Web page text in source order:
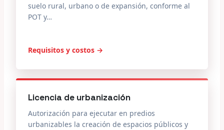
suelo rural, urbano o de expansión, conforme al
POT y…
Requisitos y costos →
Licencia de urbanización
Autorización para ejecutar en predios
urbanizables la creación de espacios públicos y